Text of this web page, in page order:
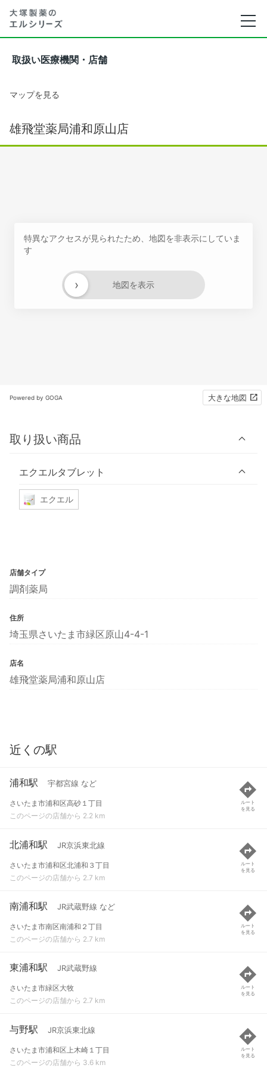
取扱い医療機関・店舗
マップを見る
雄飛堂薬局浦和原山店
特異なアクセスが見られたため、地図を非表示にしていま
す
地図を表示
›
Powered by GOGA 大きな地図
取り扱い商品
エクエルタブレット
エクエル
店舗タイプ
調剤薬局
住所
埼玉県さいたま市緑区原山4-4-1
店名
雄飛堂薬局浦和原山店
近くの駅
浦和駅 宇都宮線 など
さいたま市浦和区高砂１丁目
このページの店舗から 2.2 km
ルート
を見る
北浦和駅 JR京浜東北線
さいたま市浦和区北浦和３丁目
このページの店舗から 2.7 km
ルート
を見る
南浦和駅 JR武蔵野線 など
さいたま市南区南浦和２丁目
このページの店舗から 2.7 km
ルート
を見る
東浦和駅 JR武蔵野線
さいたま市緑区大牧
このページの店舗から 2.7 km
ルート
を見る
与野駅 JR京浜東北線
さいたま市浦和区上木崎１丁目
このページの店舗から 3.6 km
ルート
を見る